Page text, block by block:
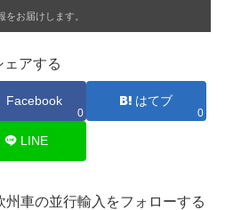
をお届けします。
ェアする
Facebook
0
はてブ
0
LINE
州車の並行輸入をフォローする